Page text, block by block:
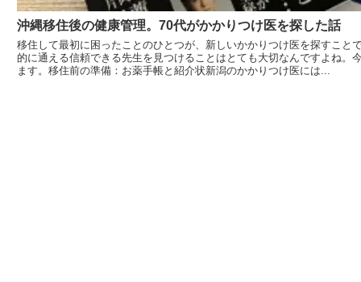
沖縄移住後の健康管理。70代がかかりつけ医を探した話
移住して最初に困ったことのひとつが、新しいかかりつけ医を探すこと
的に通える信頼できる先生を見つけることはとても大切なんですよね。
ます。移住前の準備：お薬手帳と紹介状新潟のかかりつけ医には...